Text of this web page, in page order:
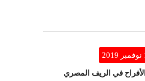
في الريف المصري